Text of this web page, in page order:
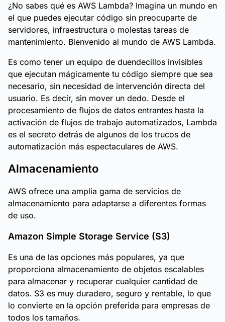
¿No sabes qué es AWS Lambda? Imagina un mundo en
el que puedes ejecutar código sin preocuparte de
servidores, infraestructura o molestas tareas de
mantenimiento. Bienvenido al mundo de AWS Lambda.
Es como tener un equipo de duendecillos invisibles
que ejecutan mágicamente tu código siempre que sea
necesario, sin necesidad de intervención directa del
usuario. Es decir, sin mover un dedo. Desde el
procesamiento de flujos de datos entrantes hasta la
activación de flujos de trabajo automatizados, Lambda
es el secreto detrás de algunos de los trucos de
automatización más espectaculares de AWS.
Almacenamiento
AWS ofrece una amplia gama de servicios de
almacenamiento para adaptarse a diferentes formas
de uso.
Amazon Simple Storage Service (S3)
Es una de las opciones más populares, ya que
proporciona almacenamiento de objetos escalables
para almacenar y recuperar cualquier cantidad de
datos. S3 es muy duradero, seguro y rentable, lo que
lo convierte en la opción preferida para empresas de
todos los tamaños.